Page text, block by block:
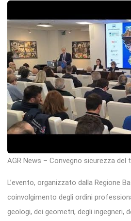
AGR News – Convegno sicurezza del
L’evento, organizzato dalla Regione
coinvolgimento degli ordini
geologi, dei geometri, degli ingegneri,